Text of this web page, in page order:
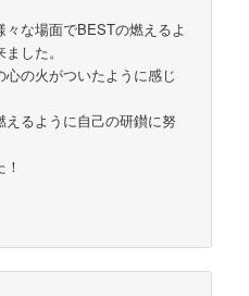
な場面でBESTの燃えるよ
した。
の火がついたように感じ
るように自己の研鑚に努